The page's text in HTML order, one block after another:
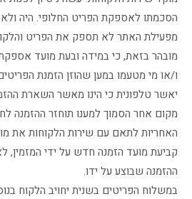
הסכמתו לאספקת הפריט החלופי. היה
מפעילת האתר לא תספק את הפריט
מובהר בזאת, כי במידה ובעת מועד
ו/או מי מטעמו במען שהוזן הזמנת
יאשר טלפונית כי הינו מאשר השארת
מקום אחר הסמוך למענו תוחזר ההזמנה
האחריות לתאם עם שירות הלקוחות את
קביעת מועד הזמנה חדש על ידי המזמין,
ההזמנה שבוצע על ידו.
במשלוח הפריטים בשנית יחויב הלקוח